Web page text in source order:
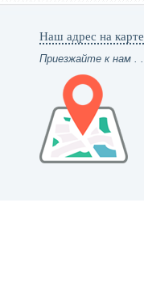
Наш адрес на карте
Приезжайте к нам .